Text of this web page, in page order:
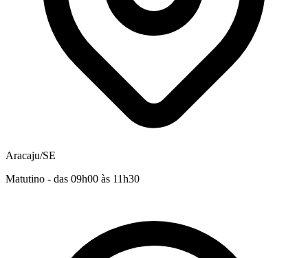
Aracaju/SE
Matutino - das 09h00 às 11h30